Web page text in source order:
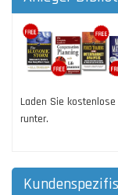
Laden Sie
runter.